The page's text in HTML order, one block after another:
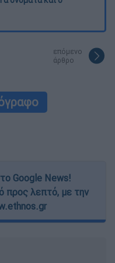
επόμενο
άρθρο
Google News!
προς λεπτό, με την